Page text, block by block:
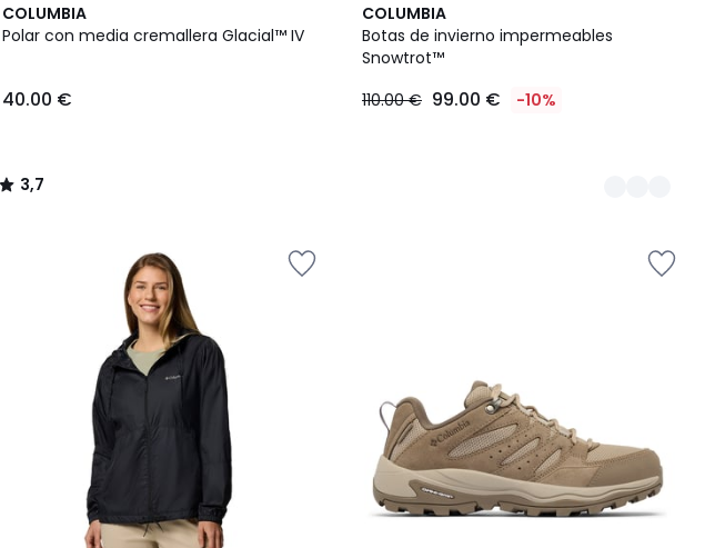
COLUMBIA
Polar con media cremallera Glacial™ IV
40.00 €
3,7
/ 5
3,7
/
COLUMBIA
Botas de invierno impermeables
Snowtrot™
110.00 € 99.00 € -10%
2
Colores